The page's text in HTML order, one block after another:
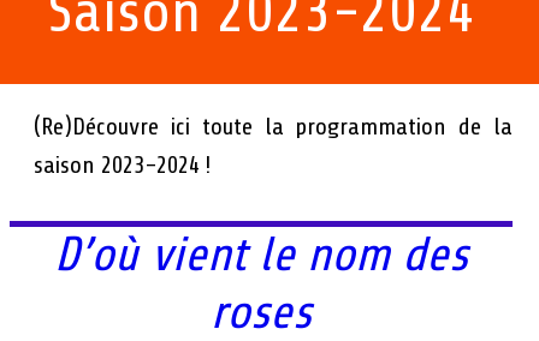
(Re)Découvre ici toute la programmation de la
saison 2023-2024 !
D’où vient le nom des
roses